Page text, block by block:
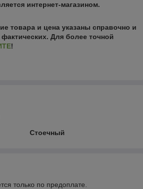
интернет-магазином.
товара и цена указаны справочно и
фактических. Для более точной
!
Стоечный
только по предоплате.